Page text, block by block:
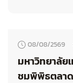
น้อย
08/08/2569
มหาวิทยาลัย
ชมพิพิธตลา